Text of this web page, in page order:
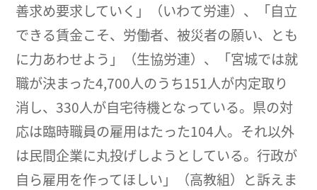
善求め要求していく」（いわて労連）、「自立
できる賃金こそ、労働者、被災者の願い、とも
に力あわせよう」（生協労連）、「宮城では就
職が決まった4,700人のうち151人が内定取り
消し、330人が自宅待機となっている。県の対
応は臨時職員の雇用はたった104人。それ以外
は民間企業に丸投げしようとしている。行政が
自ら雇用を作ってほしい」（高教組）と訴えま